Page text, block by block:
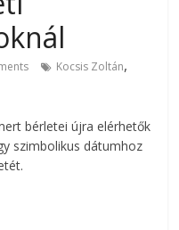
Kocsis Zoltán,
bérletei újra elérhetők
szimbolikus dátumhoz